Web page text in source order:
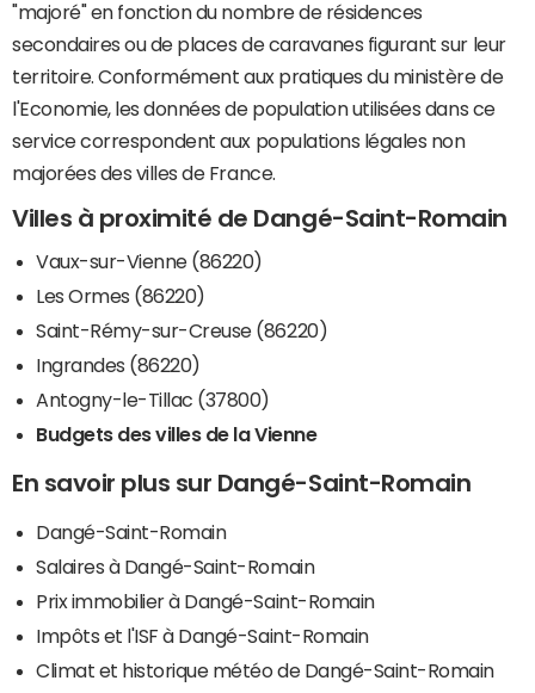
"majoré" en fonction du nombre de résidences
secondaires ou de places de caravanes figurant sur leur
territoire. Conformément aux pratiques du ministère de
l'Economie, les données de population utilisées dans ce
service correspondent aux populations légales non
majorées des villes de France.
Villes à proximité de Dangé-Saint-Romain
Vaux-sur-Vienne (86220)
Les Ormes (86220)
Saint-Rémy-sur-Creuse (86220)
Ingrandes (86220)
Antogny-le-Tillac (37800)
Budgets des villes de la Vienne
En savoir plus sur Dangé-Saint-Romain
Dangé-Saint-Romain
Salaires à Dangé-Saint-Romain
Prix immobilier à Dangé-Saint-Romain
Impôts et l'ISF à Dangé-Saint-Romain
Climat et historique météo de Dangé-Saint-Romain